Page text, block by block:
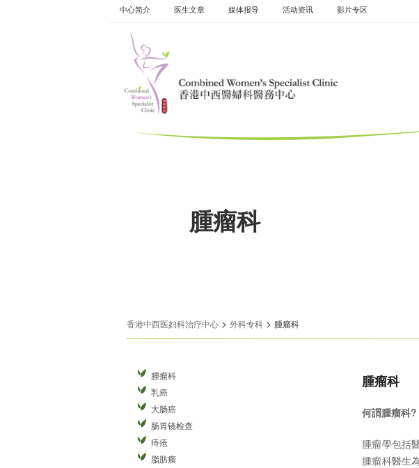
Skip
to
中心简介 医生文章 媒体报导 活动资​​讯 影片专区
腫瘤科
香港中西医妇科治疗中心 > 外科专科 > 腫瘤科
腫瘤科
乳癌
大肠癌
肠胃镜检查
痔疮
脂肪瘤
腫瘤科
何謂腫瘤科?
腫瘤學包括
腫瘤科醫生